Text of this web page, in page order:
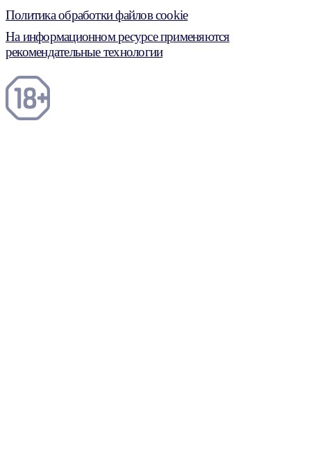
Политика обработки файлов cookie
На информационном ресурсе применяются
рекомендательные технологии